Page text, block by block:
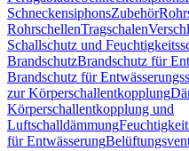
SchneckensiphonsZubehör
RohrschellenTragschalen
Schallschutz und
BrandschutzBrandschutz für
Brandschutz für
zur Körperschallentkopplung
Körperschallentkopplung und
Luftschalldämmung
für Entwässerung